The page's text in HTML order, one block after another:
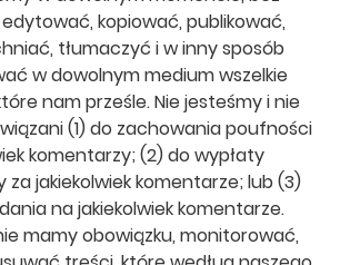
kopiować, publikować,
tłumaczyć i w inny sposób
w dowolnym medium wszelkie
nam prześle. Nie jesteśmy i nie
(1) do zachowania poufności
komentarzy; (2) do wypłaty
jakiekolwiek komentarze; lub (3)
na jakiekolwiek komentarze.
mamy obowiązku, monitorować,